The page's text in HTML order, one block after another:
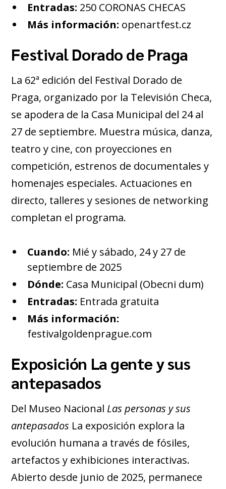
Entradas: 250 CORONAS CHECAS
Más información: openartfest.cz
Festival Dorado de Praga
La 62ª edición del Festival Dorado de
Praga, organizado por la Televisión Checa,
se apodera de la Casa Municipal del 24 al
27 de septiembre. Muestra música, danza,
teatro y cine, con proyecciones en
competición, estrenos de documentales y
homenajes especiales. Actuaciones en
directo, talleres y sesiones de networking
completan el programa.
Cuando: Mié y sábado, 24 y 27 de
septiembre de 2025
Dónde: Casa Municipal (Obecni dum)
Entradas: Entrada gratuita
Más información:
festivalgoldenprague.com
Exposición La gente y sus
antepasados
Del Museo Nacional Las personas y sus
antepasados La exposición explora la
evolución humana a través de fósiles,
artefactos y exhibiciones interactivas.
Abierto desde junio de 2025, permanece